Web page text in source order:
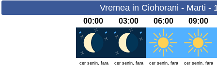
Vremea in Ciohorani - Marti -
00:00 03:00 06:00 09:00
cer senin, fara
cer senin, fara
cer senin, fara
cer senin, fara